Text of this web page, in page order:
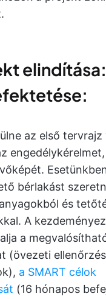
az első tervrajz
bérlakást
és
A
a
(övezeti
a SMART célok
(16 hónapos